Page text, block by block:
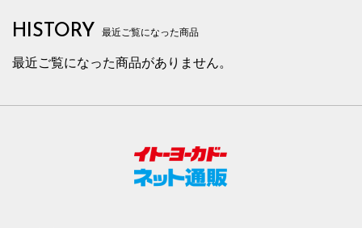
HISTORY 最近ご覧になった商品
最近ご覧になった商品がありません。